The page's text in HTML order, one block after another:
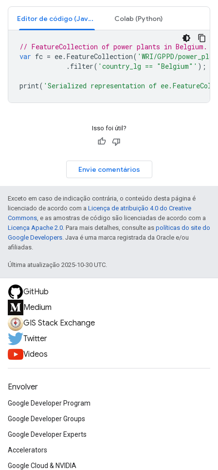
Editor de código (JavaScript) Colab (Python)
// FeatureCollection of power plants in Belgium.
var fc = ee. FeatureCollection( 'WRI/GPPD/
. filter( 'country_lg == "Belgium"' );
print( 'Serialized representation of
Isso foi útil?
Envie comentários
Exceto em caso de indicação contrária, o conteúdo desta página é
licenciado de acordo com a Licença de atribuição 4.0 do Creative
Commons, e as amostras de código são licenciadas de acordo com a
Licença Apache 2.0. Para mais detalhes, consulte as políticas do site do
Google Developers. Java é uma marca registrada da Oracle e/ou
afiliadas.
Última atualização 2025-10-30 UTC.
GitHub
Medium
GIS Stack Exchange
Twitter
Videos
Envolver
Google Developer Program
Google Developer Groups
Google Developer Experts
Accelerators
Google Cloud & NVIDIA